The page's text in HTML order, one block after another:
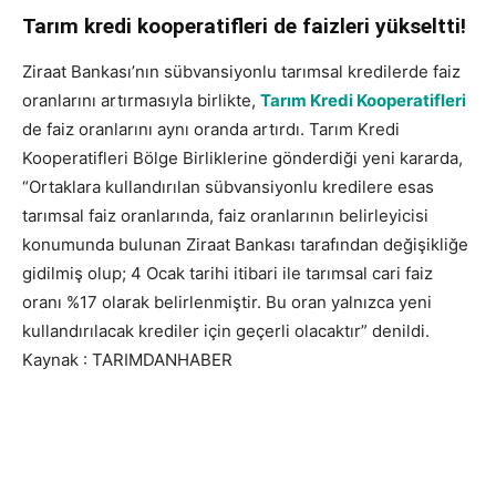
Tarım kredi kooperatifleri de faizleri yükseltti!
Ziraat Bankası’nın sübvansiyonlu tarımsal kredilerde faiz
oranlarını artırmasıyla birlikte, Tarım Kredi Kooperatifleri
de faiz oranlarını aynı oranda artırdı. Tarım Kredi
Kooperatifleri Bölge Birliklerine gönderdiği yeni kararda,
“Ortaklara kullandırılan sübvansiyonlu kredilere esas
tarımsal faiz oranlarında, faiz oranlarının belirleyicisi
konumunda bulunan Ziraat Bankası tarafından değişikliğe
gidilmiş olup; 4 Ocak tarihi itibari ile tarımsal cari faiz
oranı %17 olarak belirlenmiştir. Bu oran yalnızca yeni
kullandırılacak krediler için geçerli olacaktır” denildi.
Kaynak : TARIMDANHABER